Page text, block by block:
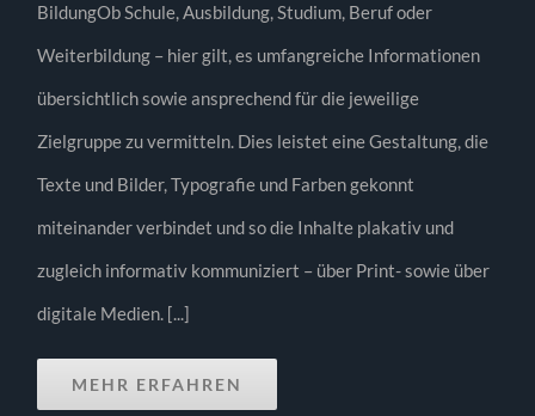
BildungOb Schule, Ausbildung, Studium, Beruf oder
Weiterbildung – hier gilt, es umfangreiche Informationen
übersichtlich sowie ansprechend für die jeweilige
Zielgruppe zu vermitteln. Dies leistet eine Gestaltung, die
Texte und Bilder, Typografie und Farben gekonnt
miteinander verbindet und so die Inhalte plakativ und
zugleich informativ kommuniziert – über Print- sowie über
digitale Medien. [...]
MEHR ERFAHREN